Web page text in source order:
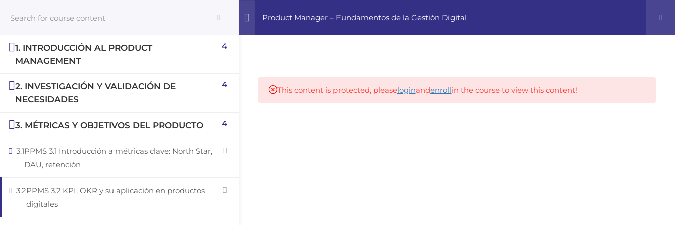
Home
Product Manager – Fundamentos de la Gestión Digital
1. INTRODUCCIÓN AL PRODUCT
MANAGEMENT
4
2. INVESTIGACIÓN Y VALIDACIÓN DE
NECESIDADES
4
3. MÉTRICAS Y OBJETIVOS DEL PRODUCTO 4
3.1PPMS 3.1 Introducción a métricas clave: North Star,
DAU, retención
3.2PPMS 3.2 KPI, OKR y su aplicación en productos
digitales
This content is protected, pleaseloginandenrollin the course to view this content!
An inclusive lifelong learning platform
using AI to make education affordable
For companies
Our partners